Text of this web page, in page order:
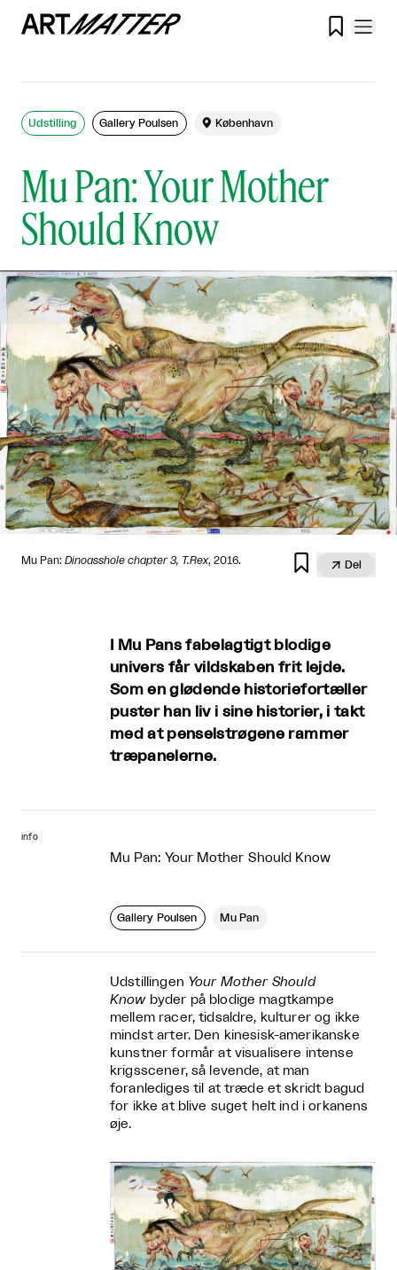

Mu Pan: Your Mother
Should Know
Udstilling Gallery Poulsen  København
Mu Pan: Dinoasshole chapter 3, T.Rex, 2016.   Del
I Mu Pans fabelagtigt blodige
univers får vildskaben frit lejde.
Som en glødende historiefortæller
puster han liv i sine historier, i takt
med at penselstrøgene rammer
træpanelerne.
info
Mu Pan: Your Mother Should Know
Gallery Poulsen Mu Pan
Udstillingen Your Mother Should
Knowbyder på blodige magtkampe
mellem racer, tidsaldre, kulturer og ikke
mindst arter. Den kinesisk-amerikanske
kunstner formår at visualisere intense
krigsscener, så levende, at man
foranlediges til at træde et skridt bagud
for ikke at blive suget helt ind i orkanens
øje.